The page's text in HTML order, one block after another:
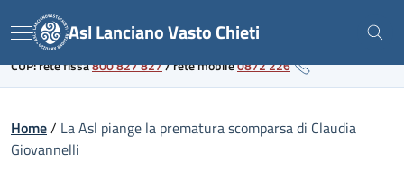
to
content
Link al portale sanitario regionale
Menu Asl Lanciano Vasto Chieti
CUP: rete fissa800 827 827/rete mobile0872 226
Home/ La Asl piange la prematura scomparsa di Claudia
Giovannelli